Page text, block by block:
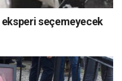
seçemeyecek